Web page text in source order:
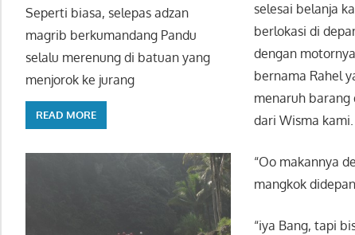
selesai belanja
berlokasi di
dengan
bernama Rahel
menaruh barang
dari Wisma kami.
“Oo makannya
mangkok
“iya Bang, tapi
Seperti biasa, selepas adzan
magrib berkumandang Pandu
selalu merenung di batuan yang
menjorok ke jurang
READ MORE